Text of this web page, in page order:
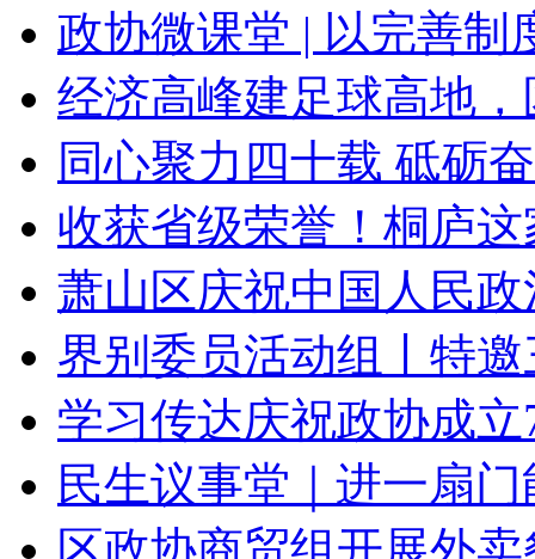
政协微课堂 | 以完善制
经济高峰建足球高地
同心聚力四十载 砥砺
收获省级荣誉！桐庐
萧山区庆祝中国人民
界别委员活动组丨特
学习传达庆祝政协成
民生议事堂｜进一扇